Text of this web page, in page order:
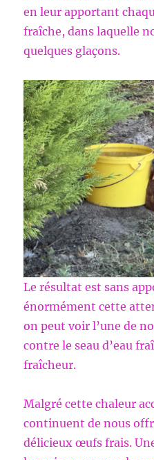
en leur apportant
fraîche, dans laquelle
quelques glaçons.
Le résultat est sans
énormément cette
on peut voir l’une de
contre le seau d’eau
fraîcheur.
Malgré cette chaleur
continuent de nous
délicieux œufs frais.